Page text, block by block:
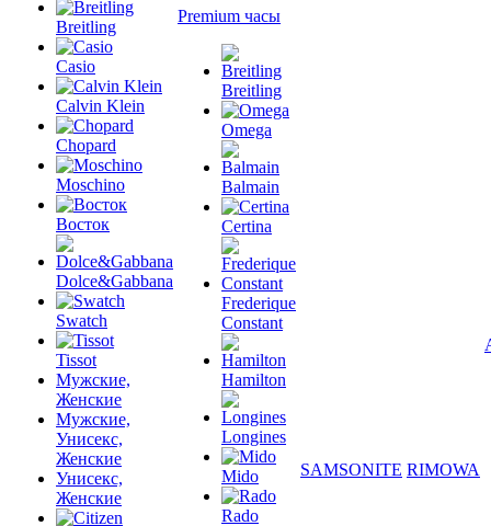
Breitling
Casio
Calvin Klein
Chopard
Moschino
Восток
Dolce&Gabbana
Swatch
Tissot
Мужские,
Женские
Мужские,
Унисекс,
Женские
Унисекс,
Женские
Premium часы
Breitling
Omega
Balmain
Certina
Frederique
Constant
Hamilton
Longines
Mido
Rado
SAMSONITE RIMOWA